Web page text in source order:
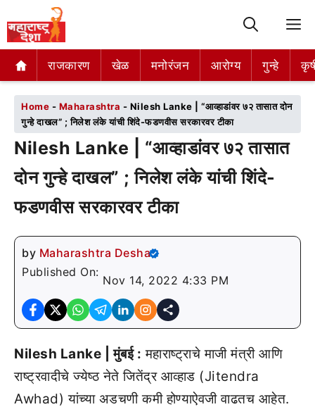
राजकारण खेळ मनोरंजन आरोग्य गुन्हे
राजकारण खेळ मनोरंजन आरोग्य गुन्हे
Home - Maharashtra - Nilesh Lanke | “आव्हाडांवर ७२ तासात दोन
गुन्हे दाखल” ; निलेश लंके यांची शिंदे-फडणवीस सरकारवर टीका
Nilesh Lanke | “आव्हाडांवर ७२ तासात
दोन गुन्हे दाखल” ; निलेश लंके यांची शिंदे-
फडणवीस सरकारवर टीका
by Maharashtra Desha
Published On:
Nov 14, 2022 4:33 PM
Nilesh Lanke | मुंबई : महाराष्ट्राचे माजी मंत्री आणि
राष्ट्रवादीचे ज्येष्ठ नेते जितेंद्र आव्हाड (Jitendra
Awhad) यांच्या अडचणी कमी होण्याऐवजी वाढतच आहेत.